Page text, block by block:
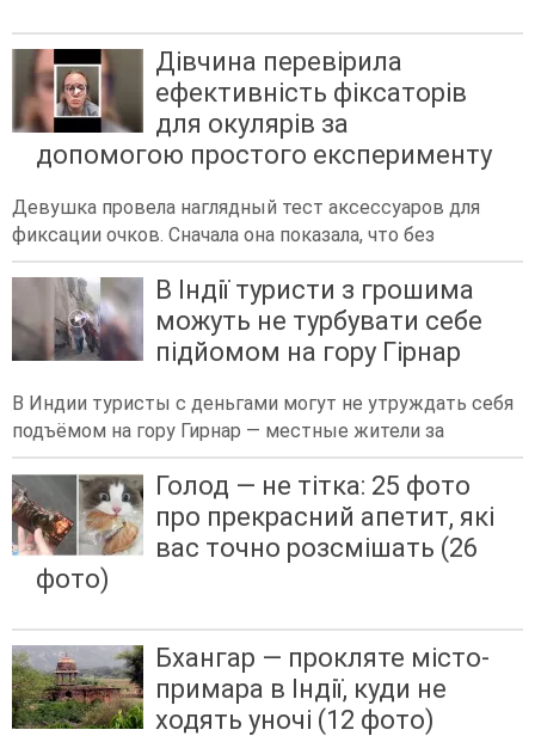
Дівчина перевірила
ефективність фіксаторів
для окулярів за
допомогою простого експерименту
Девушка провела наглядный тест аксессуаров для
фиксации очков. Сначала она показала, что без
В Індії туристи з грошима
можуть не турбувати себе
підйомом на гору Гірнар
В Индии туристы с деньгами могут не утруждать себя
подъёмом на гору Гирнар — местные жители за
Голод — не тітка: 25 фото
про прекрасний апетит, які
вас точно розсмішать (26
фото)
Бхангар — прокляте місто-
примара в Індії, куди не
ходять уночі (12 фото)